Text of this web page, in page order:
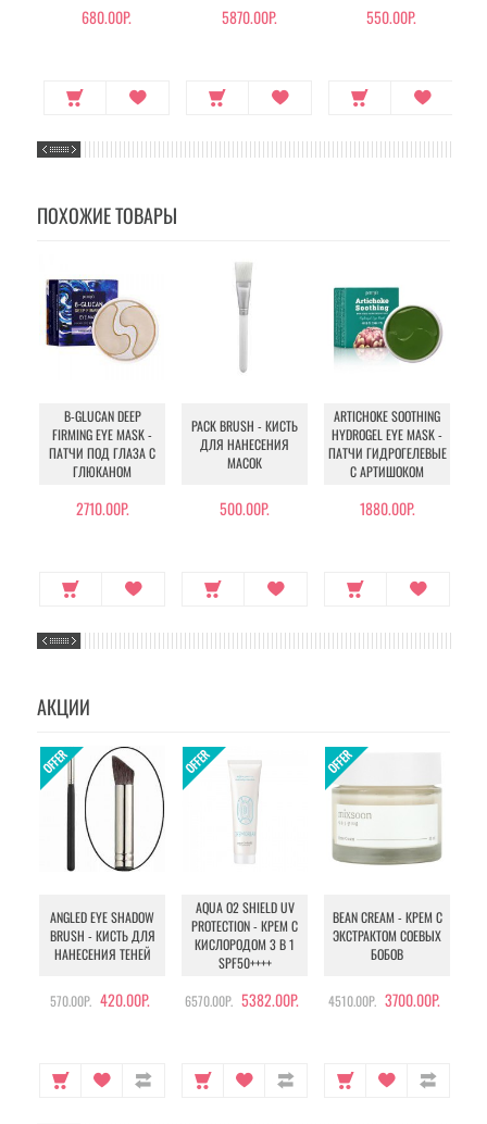
РОМАШКОЙ
680.00Р. 5870.00Р. 550.00Р.
ПОХОЖИЕ ТОВАРЫ
B-GLUCAN DEEP
FIRMING EYE MASK -
ПАТЧИ ПОД ГЛАЗА С
ГЛЮКАНОМ
2710.00Р.
PACK BRUSH - КИСТЬ
ДЛЯ НАНЕСЕНИЯ
МАСОК
500.00Р.
ARTICHOKE SOOTHING
HYDROGEL EYE MASK -
ПАТЧИ ГИДРОГЕЛЕВЫЕ
С АРТИШОКОМ
1880.00Р.
АКЦИИ
ANGLED EYE SHADOW
BRUSH - КИСТЬ ДЛЯ
НАНЕСЕНИЯ ТЕНЕЙ
570.00Р. 420.00Р.
AQUA O2 SHIELD UV
PROTECTION - КРЕМ С
КИСЛОРОДОМ 3 В 1
SPF50++++
6570.00Р. 5382.00Р.
BEAN CREAM - КРЕМ С
ЭКСТРАКТОМ СОЕВЫХ
БОБОВ
4510.00Р. 3700.00Р.